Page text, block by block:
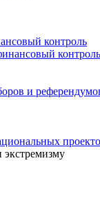
контроль
контроль
и
экстремизму